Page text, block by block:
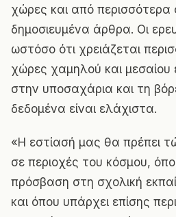
χώρες και από
δημοσιευμένα άρθρα. Οι
ωστόσο ότι χρειάζεται
χώρες χαμηλού και μεσαίου
στην υποσαχάρια και τη
δεδομένα είναι ελάχιστα.
«Η εστίασή μας θα πρέπει
σε περιοχές του κόσμου,
πρόσβαση στη σχολική
και όπου υπάρχει επίσης